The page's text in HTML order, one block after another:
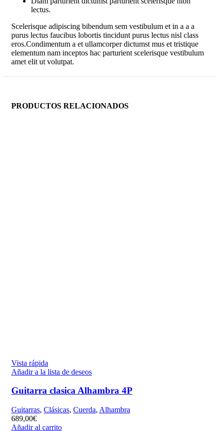
lectus.
Scelerisque adipiscing bibendum sem vestibulum et in a a a
purus lectus faucibus lobortis tincidunt purus lectus nisl class
eros.Condimentum a et ullamcorper dictumst mus et tristique
elementum nam inceptos hac parturient scelerisque vestibulum
amet elit ut volutpat.
PRODUCTOS RELACIONADOS
Vista rápida
Añadir a la lista de deseos
Guitarra clasica Alhambra 4P
Guitarras, Clásicas, Cuerda, Alhambra
689,00€
Añadir al carrito